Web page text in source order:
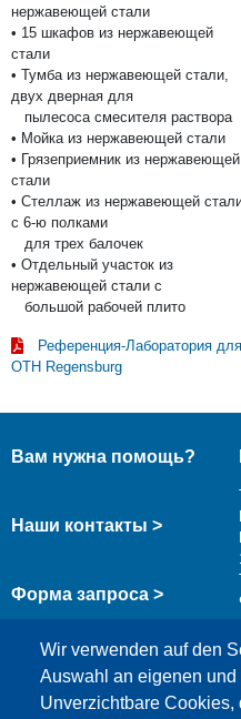
нержавеющей стали
• 15 шкафов из нержавеющей
стали
• Тумба из нержавеющей стали,
двух дверная для
пылесоса смесителя раствора
• Мойка из нержавеющей стали
• Грязеприемник из нержавеющей
стали
• Стеллаж из нержавеющей
с 6-ю полками
для трех балочек
• Отдельный участок из
нержавеющей стали с
большой рабочей плито
Референция-Лаборатория для
OTH Regensburg
Wir verwenden auf den
Auswahl an eigenen und
Unverzichtbare
Вам нужна помощь?
Наши контакты >
Форма запроса >